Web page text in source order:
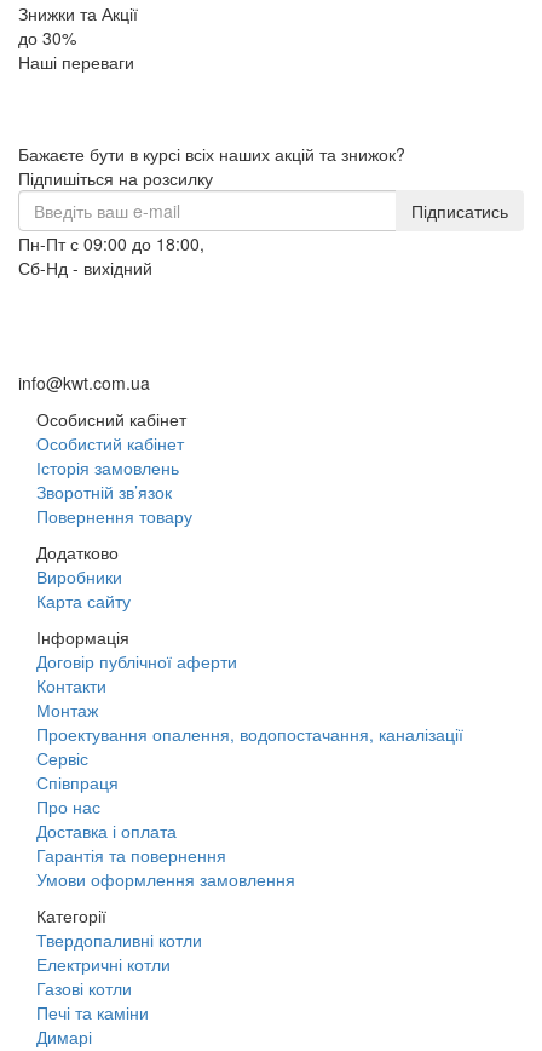
Знижки та Акції
до 30%
Наші переваги
Бажаєте бути в курсі всіх наших акцій та знижок?
Підпишіться на розсилку
Підписатись
Пн-Пт с 09:00 до 18:00,
Сб-Нд - вихідний
info@kwt.com.ua
Особисний кабінет
Особистий кабінет
Історія замовлень
Зворотній зв’язок
Повернення товару
Додатково
Виробники
Карта сайту
Інформація
Договір публічної аферти
Контакти
Монтаж
Проектування опалення, водопостачання, каналізації
Сервіс
Співпраця
Про нас
Доставка і оплата
Гарантія та повернення
Умови оформлення замовлення
Категорії
Твердопаливні котли
Електричні котли
Газові котли
Печі та каміни
Димарі